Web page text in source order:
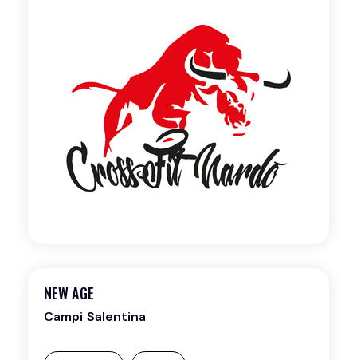
NEW AGE
Campi Salentina